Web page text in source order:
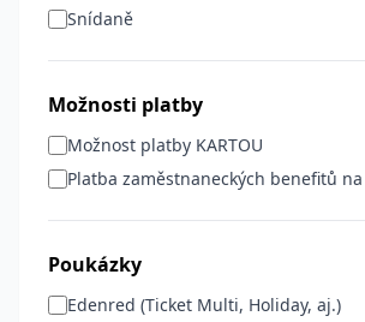
Snídaně
Možnosti platby
Možnost platby KARTOU
Platba zaměstnaneckých benefitů
Poukázky
Edenred (Ticket Multi, Holiday, aj.)